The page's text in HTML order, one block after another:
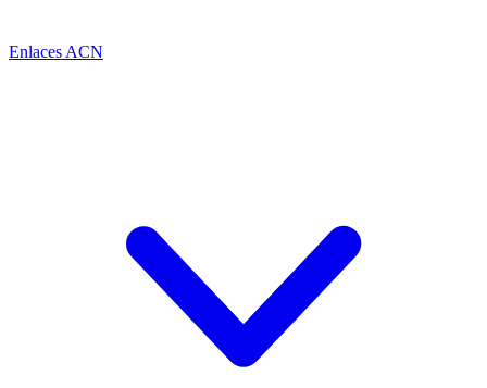
Enlaces ACN